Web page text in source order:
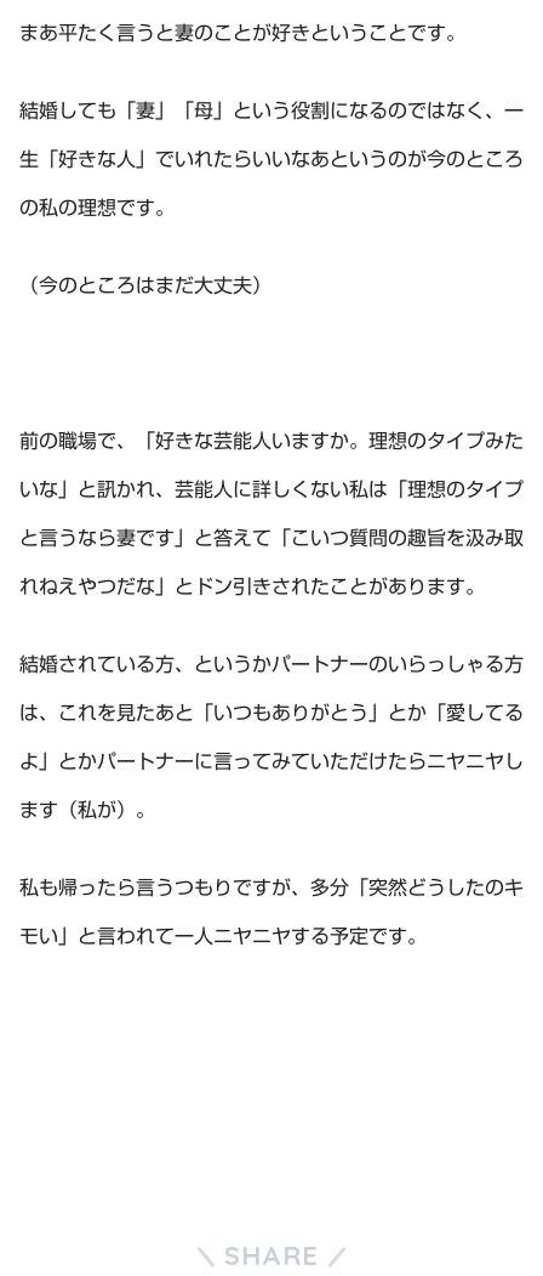
まあ平たく言うと妻のことが好きということです。
結婚しても「妻」「母」という役割になるのではなく、一
生「好きな人」でいれたらいいなあというのが今のところ
の私の理想です。
（今のところはまだ大丈夫）
前の職場で、「好きな芸能人いますか。理想のタイプみた
いな」と訊かれ、芸能人に詳しくない私は「理想のタイプ
と言うなら妻です」と答えて「こいつ質問の趣旨を汲み取
れねえやつだな」とドン引きされたことがあります。
結婚されている方、というかパートナーのいらっしゃる方
は、これを見たあと「いつもありがとう」とか「愛してる
よ」とかパートナーに言ってみていただけたらニヤニヤし
ます（私が）。
私も帰ったら言うつもりですが、多分「突然どうしたのキ
モい」と言われて一人ニヤニヤする予定です。
SHARE